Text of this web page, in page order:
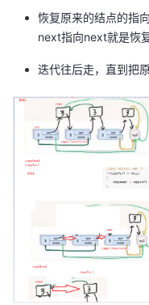
恢复原来的结点的指
next指向next就是恢
迭代往后走，直到把